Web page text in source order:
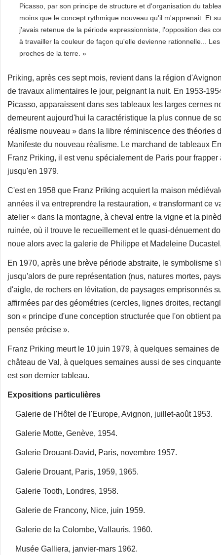
Picasso, par son principe de structure et d'organisation du
moins que le concept rythmique nouveau qu'il m'apprenait. Et
j'avais retenue de la période expressionniste, l'opposition des
à travailler la couleur de façon qu'elle devienne rationnelle...
proches de la terre. »
Priking, après ces sept mois, revient dans la région
de travaux alimentaires le jour, peignant la nuit. En 1953-
Picasso, apparaissent dans ses tableaux les larges cernes
demeurent aujourd'hui la caractéristique la plus connue de
réalisme nouveau » dans la libre réminiscence des théories
Manifeste du nouveau réalisme. Le marchand de tableaux
Franz Priking, il est venu spécialement de Paris pour
jusqu'en 1979.
C'est en 1958 que Franz Priking acquiert la maison
années il va entreprendre la restauration, « transformant ce
atelier « dans la montagne, à cheval entre la vigne et la
ruinée, où il trouve le recueillement et le quasi-dénuement
noue alors avec la galerie de Philippe et Madeleine
En 1970, après une brève période abstraite, le symbolisme
jusqu'alors de pure représentation (nus, natures mortes,
d'aigle, de rochers en lévitation, de paysages emprisonnés
affirmées par des géométries (cercles, lignes droites,
son « principe d'une conception structurée que l'on obtient
pensée précise ».
Franz Priking meurt le 10 juin 1979, à quelques semaines
château de Val, à quelques semaines aussi de ses
est son dernier tableau.
Expositions particulières
Galerie de l'Hôtel de l'Europe, Avignon, juillet-août 1953.
Galerie Motte, Genève, 1954.
Galerie Drouant-David, Paris, novembre 1957.
Galerie Drouant, Paris, 1959, 1965.
Galerie Tooth, Londres, 1958.
Galerie de Francony, Nice, juin 1959.
Galerie de la Colombe, Vallauris, 1960.
Musée Galliera, janvier-mars 1962.